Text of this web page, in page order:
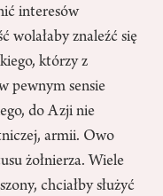
interesów
wolałaby znaleźć się
którzy z
pewnym sensie
do Azji nie
armii. Owo
żołnierza. Wiele
chciałby służyć